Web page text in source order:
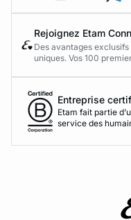
Rejoignez Etam
Des avantages
uniques. Vos 100
Entreprise
Etam fait partie
service des